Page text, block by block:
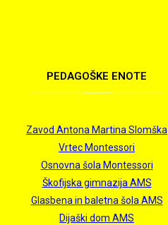
PEDAGOŠKE ENOTE
Zavod Antona Martina Slomška
Vrtec Montessori
Osnovna šola Montessori
Škofijska gimnazija AMS
Glasbena in baletna šola AMS
Dijaški dom AMS